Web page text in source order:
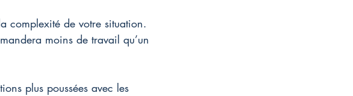
complexité de votre situation.
moins de travail qu’un
plus poussées avec les